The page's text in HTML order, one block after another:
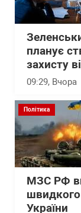
планує
захисту
09:29, Вчора
Політика
МЗС РФ
України